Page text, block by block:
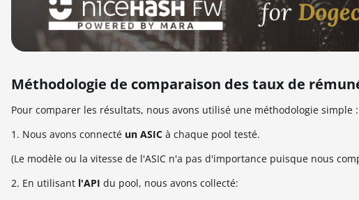
Méthodologie de comparaison des taux de
Pour comparer les résultats, nous avons utilisé une méthodologie simple :
1. Nous avons connecté un ASIC à chaque pool testé.
(Le modèle ou la vitesse de l'ASIC n'a pas d'importance puisque nous
2. En utilisant l'API du pool, nous avons collecté: